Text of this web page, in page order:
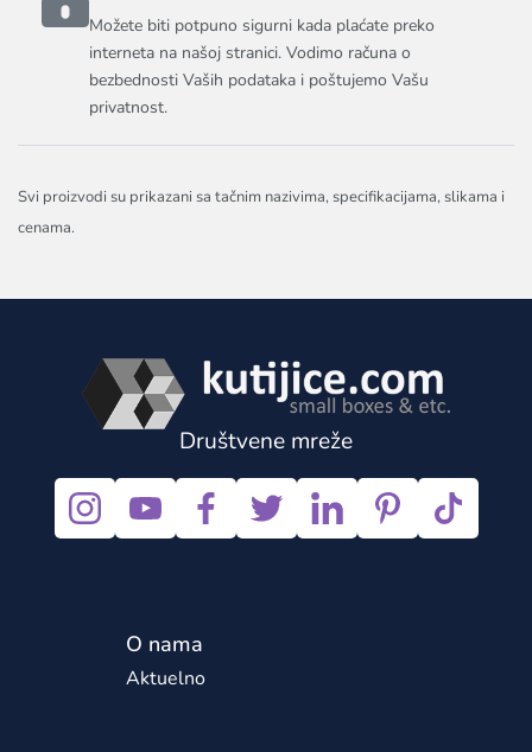
Možete biti potpuno sigurni kada plaćate preko
interneta na našoj stranici. Vodimo računa o
bezbednosti Vaših podataka i poštujemo Vašu
privatnost.
Svi proizvodi su prikazani sa tačnim nazivima, specifikacijama, slikama i
cenama.
Društvene mreže
O nama
Aktuelno